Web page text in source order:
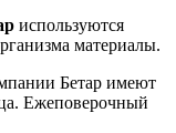
используются
материалы.
Бетар имеют
Ежеповерочный